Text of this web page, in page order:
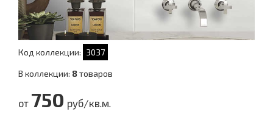
Код коллекции: 3037
В коллекции: 8товаров
от 750 руб/кв.м.